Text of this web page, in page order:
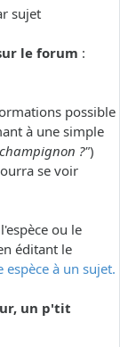
sujet
le forum :
possible
à une simple
?")
se voir
ou le
éditant le
à un sujet.
un p'tit